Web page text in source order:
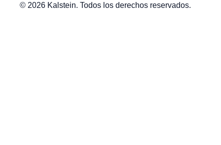
© 2026 Kalstein. Todos los derechos reservados.